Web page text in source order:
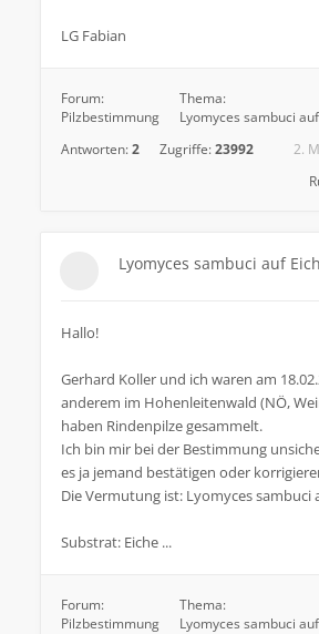
LG Fabian
Forum:
Pilzbestimmung
Thema:
Lyomyces sambuci
Antworten:2 Zugriffe:23992
2.
Lyomyces sambuci auf
Hallo!
Gerhard Koller und ich waren am
anderem im Hohenleitenwald (NÖ,
haben Rindenpilze gesammelt.
Ich bin mir bei der Bestimmung
es ja jemand bestätigen oder
Die Vermutung ist: Lyomyces sambuci
Substrat: Eiche ...
Forum:
Pilzbestimmung
Thema:
Lyomyces sambuci